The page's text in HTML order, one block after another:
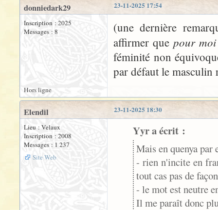
23-11-2025 17:54
donniedark29
Inscription : 2025
Messages : 8
(une dernière
affirmer que pour moi
féminité non
par défaut le masculin
Hors ligne
23-11-2025 18:30
Elendil
Lieu : Velaux
Inscription : 2008
Messages : 1 237
Site Web
Yyr a écrit :
Mais en quenya par
- rien n'incite en
tout cas pas de
- le mot est neutre
Il me paraît donc